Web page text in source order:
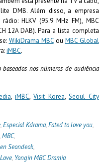
DMB. Além disso, a empresa
HLKV (95.9 MHz FM), MBC
12A DAB). Para a lista completa
WikiDrama MBCou MBC Global
iMBC.
nos números de audiência
,iMBC,Visit Korea,Seoul City
,Especial Kdrama,Fated to love you,
,MBC,
Seondeok,
, Yongin MBC Dramia